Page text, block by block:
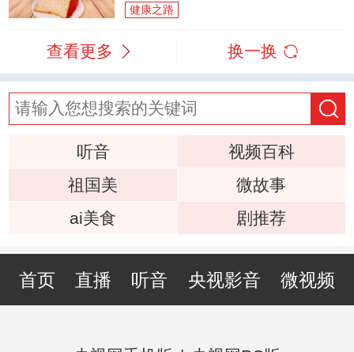
健康之路
查看更多 换一换
听音
视频百科
祖国美
微故事
ai美食
剧推荐
首页 直播 听音 央视影音 微视频